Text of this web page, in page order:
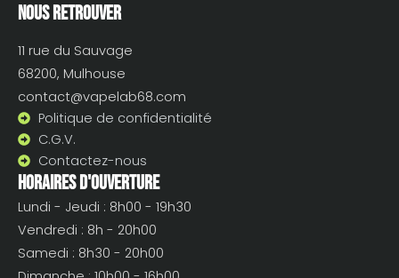
Nous retrouver
11 rue du Sauvage
68200, Mulhouse
contact@vapelab68.com
Politique de confidentialité
C.G.V.
Contactez-nous
Horaires d'ouverture
Lundi - Jeudi : 8h00 - 19h30
Vendredi : 8h - 20h00
Samedi : 8h30 - 20h00